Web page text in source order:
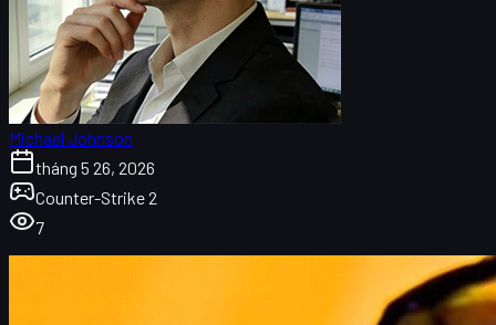
Michael Johnson
tháng 5 26, 2026
Counter-Strike 2
7
Half-Life 3 và làn sóng cosmetics mới trong CS2
Cơ hội cho người chơi và nhà sưu tầm cs2 skins